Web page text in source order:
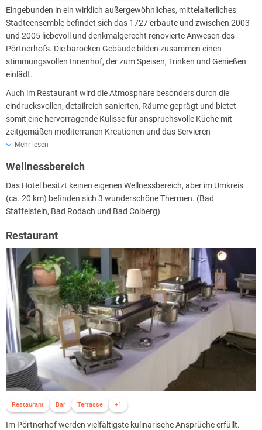
Eingebunden in ein wirklich außergewöhnliches, mittelalterliches
Stadteensemble befindet sich das 1727 erbaute und zwischen 2003
und 2005 liebevoll und denkmalgerecht renovierte Anwesen des
Pörtnerhofs. Die barocken Gebäude bilden zusammen einen
stimmungsvollen Innenhof, der zum Speisen, Trinken und Genießen
einlädt.
Auch im Restaurant wird die Atmosphäre besonders durch die
eindrucksvollen, detailreich sanierten, Räume geprägt und bietet
somit eine hervorragende Kulisse für anspruchsvolle Küche mit
zeitgemäßen mediterranen Kreationen und das Servieren
auserwählter Weine. Dank der ruhigen, historischen Altstadt und der
Gästehäuser können Sie entspannt übernachten. Sie werden Ihren
Aufenthalt im Pörtnerhof genießen!
Mehr lesen
Wellnessbereich
Das Hotel besitzt keinen eigenen Wellnessbereich, aber im Umkreis
(ca. 20 km) befinden sich 3 wunderschöne Thermen. (Bad
Staffelstein, Bad Rodach und Bad Colberg)
Restaurant
Restaurant Bar Terrasse +1
Im Pörtnerhof werden vielfältigste kulinarische Ansprüche erfüllt.